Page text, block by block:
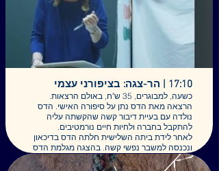
מופע שיחזיר אתכם לעצים!
טרזן - אמנון ברי
איתמר גוטמן - פרקשן
ליהוא בניאל - חלילים
הפארק נגיש ומוצל
17:10 | הר-צגה: בציפורני עצמי
כשעה, למבוגרים, 35 ש"ח, באולם הרצאות.
הרצאה מאת הדס נתן על סיפורה האישי. הדס
נולדה עם בעיית דיבור קשה שהקשתה עליה
להתקבל בחברה ולחיות חיים נורמטיבים.
לאחר לידת ביתה השלישית חלתה הדס בדיכאון
ונכנסה למשבר נפשי קשה. בהצגה מגלמת הדס
את דמותה וחוזרת למצבים הקשים איתם
התמודדה, אך כעת ממקום אחר - של שליטה